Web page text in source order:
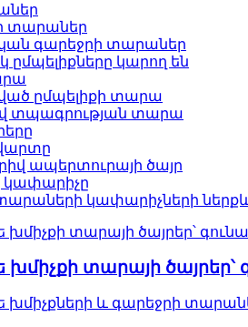
տարաներ
​​գարեջրի տարաներ
ըմպելիքները կարող են
ըմպելիքի տարա
տպագրության տարա
լրիվ ապերտուրայի ծայր
կափարիչը
կափարիչների
խմիչքի տարայի